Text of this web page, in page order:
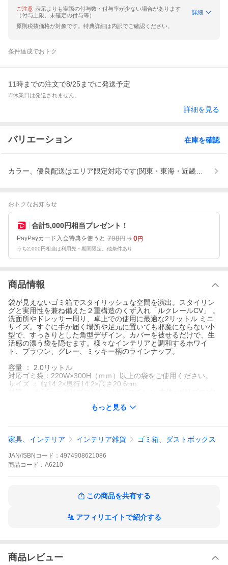
ご注意 表示よりも実際の付与数・付与率が少ない場合があります
（付与上限、未確定の付与等）
詳細
原則税抜価格が対象です。特典詳細は内訳でご確認ください。
条件達成でおトク
11時までの注文で8/25までに発送予定
※休業日は発送されません。
詳細を見る
バリエーション 在庫を確認
カラー、優良配送はエリア限定対応です(関東・東海・近畿のみ)。
おトクなお知らせ
合計5,000円相当プレゼント！
PayPayカード入会特典を使うと 798円 0円
うち2,000円相当は利用先・期間限定。他条件あり
商品情報
袋が見えないゴミ箱でスタイリッシュな空間を演出。スタイリン
グと実用性を兼ね備えた２重構造のくず入れ「ルクレールCV」 。
洗面所やドレッサー周り、卓上での使用に最適な2リットル ミニ
サイズ。すぐに手が届く場所や足元に置いても邪魔にならない小
型で、すっきりとした角型デザイン。カバーを被せるだけで、生
活感の漂う袋を隠せます。様々なインテリアと調和するホワイ
ト、ブラウン、グレー、ミッキー柄のラインナップ。
容量 ： 2.0リットル
対応ゴミ袋：220W×300H（ｍｍ）以上の袋をご使用ください。
サイズ ： 幅14.2×奥行14.2×高さ20.6cm
もっと見る
家具、インテリア インテリア雑貨 ゴミ箱、ダストボックス
JAN/ISBNコード： 4974908621086
商品 コード： A6210
この商品を共有する
アフィリエイトで紹介する
商品レビュー